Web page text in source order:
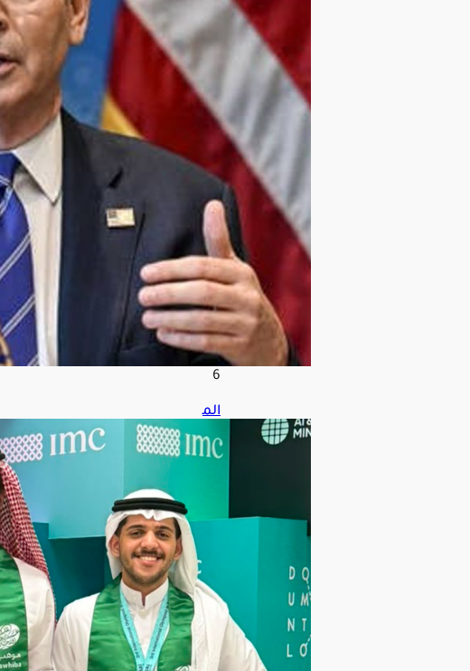
ا
مع
إيرا
وهد
نة
تص
60
يومً
ا
أغ
س
ط
س
7,
202
6
الم
ة
ميد
أولم
بياد
الذك
الا